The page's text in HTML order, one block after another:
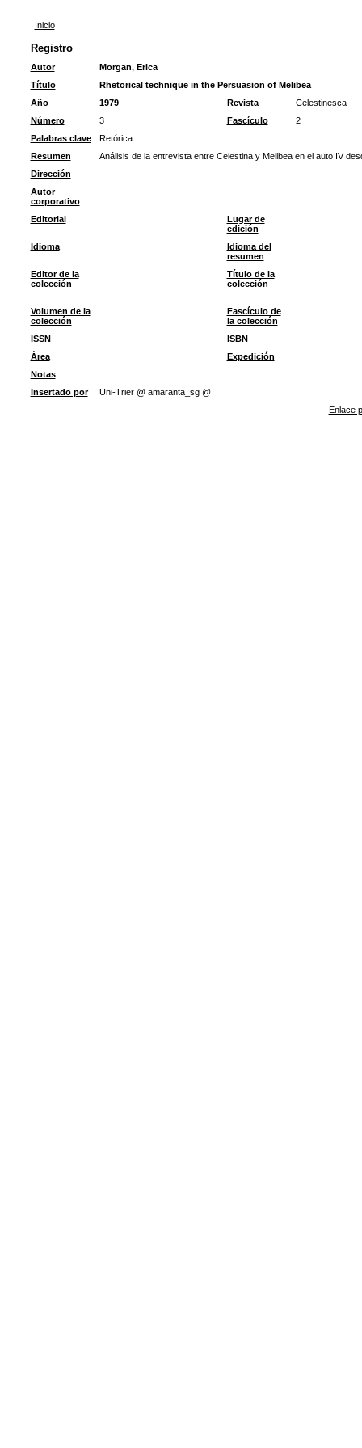
Inicio
Registro
Autor
Morgan, Erica
Título
Rhetorical technique in the Persuasion of Melibea
Año
1979 Revista
Celestinesca
Número
3 Fascículo
2
Palabras clave
Retórica
Resumen
Análisis de la entrevista entre Celestina y Melibea en el auto IV
Dirección
Autor
corporativo
Editorial
Lugar de
edición
Idioma
Idioma del
resumen
Editor de la
colección
Título de la
colección
Volumen de la
colección
Fascículo de
la colección
ISSN
ISBN
Área
Expedición
Notas
Insertado por
Uni-Trier @ amaranta_sg @
Enlace